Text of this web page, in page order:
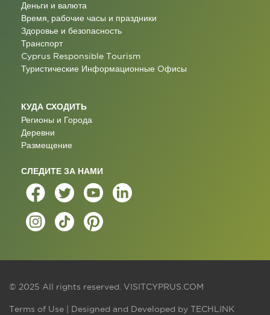
Деньги и валюта
Время, рабочие часы и праздники
Здоровье и безопасность
Транспорт
Cyprus Responsible Tourism
Туристические Информационные Oфисы
КУДА СХОДИТЬ
Регионы и Города
Деревни
Размещение
СЛЕДИТЕ ЗА НАМИ
© 2025 All rights reserved. VISITCYPRUS.COM
Terms of Use | Designed and Developed by TECHLINK